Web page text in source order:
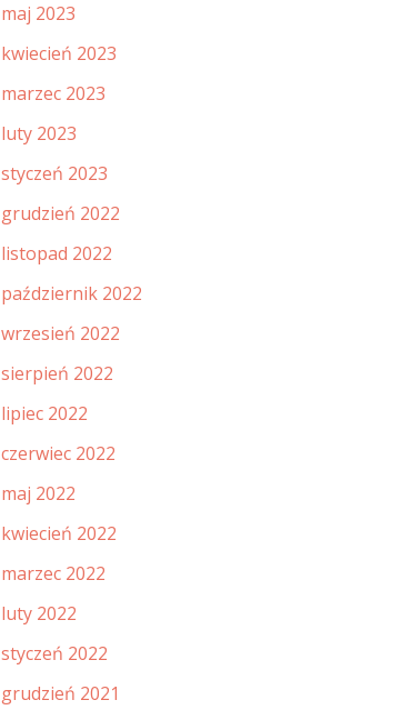
maj 2023
kwiecień 2023
marzec 2023
luty 2023
styczeń 2023
grudzień 2022
listopad 2022
październik 2022
wrzesień 2022
sierpień 2022
lipiec 2022
czerwiec 2022
maj 2022
kwiecień 2022
marzec 2022
luty 2022
styczeń 2022
grudzień 2021